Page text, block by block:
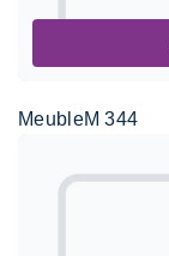
MeubleM 344